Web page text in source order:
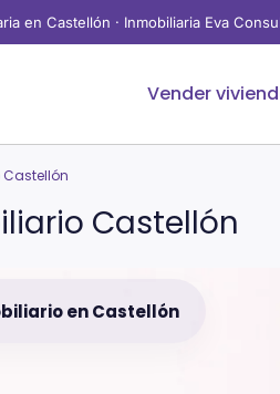
en Castellón · Inmobiliaria Eva
Vender
Castellón
en Castellón